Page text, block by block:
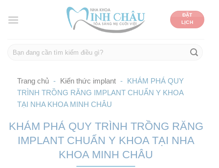
ĐẶT
LỊCH
Trang chủ - Kiến thức implant - KHÁM PHÁ QUY
TRÌNH TRỒNG RĂNG IMPLANT CHUẨN Y KHOA
TẠI NHA KHOA MINH CHÂU
KHÁM PHÁ QUY TRÌNH TRỒNG RĂNG
IMPLANT CHUẨN Y KHOA TẠI NHA
KHOA MINH CHÂU